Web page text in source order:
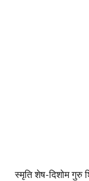
स्मृति शेष-दिशोम गुरु